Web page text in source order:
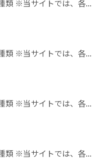
類 ※当サイトでは、各...
類 ※当サイトでは、各...
類 ※当サイトでは、各...
類 ※当サイトでは、各...